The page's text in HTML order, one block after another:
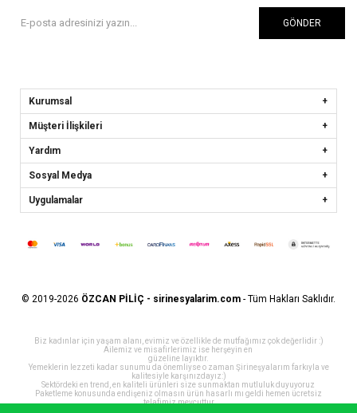
GÖNDER
Kurumsal
Müşteri İlişkileri
Yardım
Sosyal Medya
Uygulamalar
© 2019-2026 ÖZCAN PİLİÇ - sirinesyalarim.com - Tüm Hakları Saklıdır.
Biz kadınlar için yaşam alanı, evimiz ve özellikle de mutfağımız çok değerlidir :)
Ailemiz ve misafirlerimiz ise herşeyin en
güzeline layıktır.
Yemeklerin lezzeti kadar sunumu da önemliyse o zaman Şirineşyalarım farkıyla ve
kalitesiyle karşınızdayız:)
Sektördeki en trend, en kaliteli ürünleri size sunmaktan mutluluk duyuyoruz
Paketleme konusunda endişeniz olmasın ürün hasarlı mı geldi hemen ücretsiz
telafimiz mevcuttur